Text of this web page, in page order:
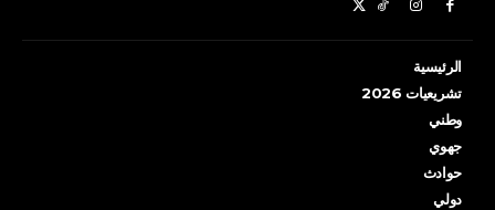
الرئيسية
تشريعيات 2026
وطني
جهوي
حوادث
دولي